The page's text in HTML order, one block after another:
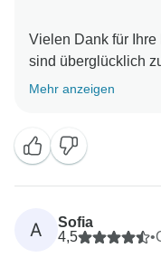
Vielen Dank für
sind überglücklich
Roadtrip hatten. Es
und wir hoffen, Sie
Abenteuer mit
Mehr anzeigen
A
Sofia
4,5
•